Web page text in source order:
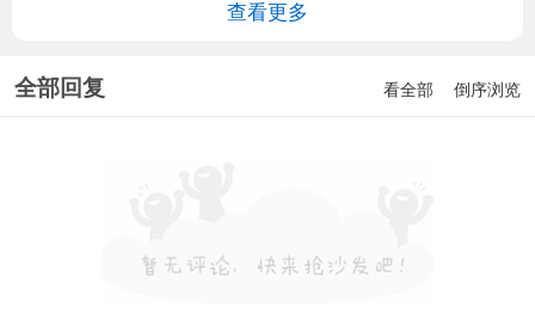
查看更多
全部回复 看全部 倒序浏览